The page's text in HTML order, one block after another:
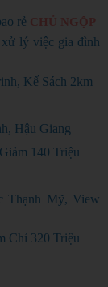
rẻ CHỦ NGỘP
lý việc gia đình
Kế Sách 2km
Hậu Giang
140 Triệu
Thạnh Mỹ, View
Chỉ 320 Triệu